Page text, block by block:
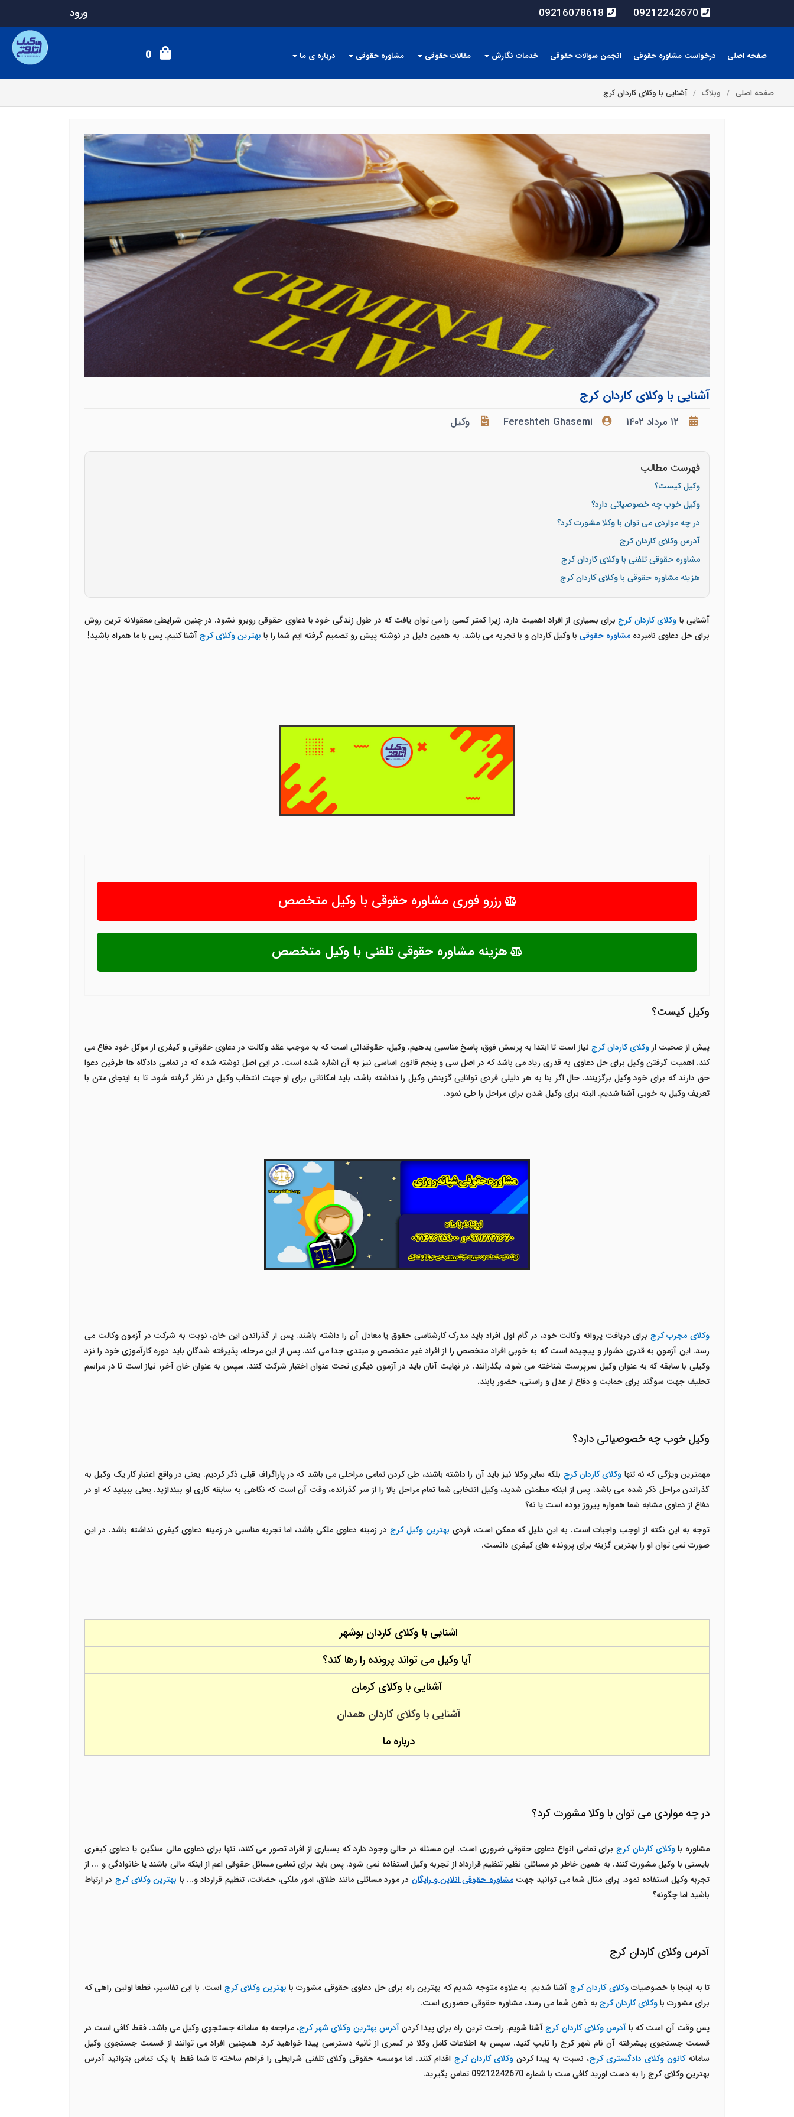
09212242670
09216078618 ورود
صفحه اصلی درخواست مشاوره حقوقی انجمن سوالات حقوقی خدمات نگارش مقالات حقوقی مشاوره حقوقی درباره ی ما 0
صفحه اصلی وبلاگ آشنایی با وکلای کاردان کرج
آشنایی با وکلای کاردان کرج
۱۲ مرداد ۱۴۰۲ Fereshteh Ghasemi وکیل
فهرست مطالب
وکیل کیست؟
وکیل خوب چه خصوصیاتی دارد؟
در چه مواردی می توان با وکلا مشورت کرد؟
آدرس وکلای کاردان کرج
مشاوره حقوقی تلفنی با وکلای کاردان کرج
هزینه مشاوره حقوقی با وکلای کاردان کرج
آشنایی با وکلای کاردان کرجبرای بسیاری از افراد اهمیت دارد. زیرا کمتر کسی را می توان یافت که در طول زندگی خود با دعاوی حقوقی روبرو نشود. در چنین شرایطی معقولانه ترین روش
برای حل دعاوی نامبرده مشاوره حقوقی با وکیل کاردان و با تجربه می باشد. به همین دلیل در نوشته پیش رو تصمیم گرفته ایم شما را با بهترین وکلای کرجآشنا کنیم. پس با ما همراه باشید!
رزرو فوری مشاوره حقوقی با وکیل متخصص
هزینه مشاوره حقوقی تلفنی با وکیل متخصص
وکیل کیست؟
پیش از صحبت از وکلای کاردان کرج نیاز است تا ابتدا به پرسش فوق، پاسخ مناسبی بدهیم. وکیل، حقوقدانی است که به موجب عقد وکالت در دعاوی حقوقی و کیفری از موکل خود دفاع می
کند. اهمیت گرفتن وکیل برای حل دعاوی به قدری زیاد می باشد که در اصل سی و پنجم قانون اساسی نیز به آن اشاره شده است. در این اصل نوشته شده که در تمامی دادگاه ها طرفین دعوا
حق دارند که برای خود وکیل برگزینند. حال اگر بنا به هر دلیلی فردی توانایی گزینش وکیل را نداشته باشد، باید امکاناتی برای او جهت انتخاب وکیل در نظر گرفته شود. تا به اینجای متن با
تعریف وکیل به خوبی آشنا شدیم. البته برای وکیل شدن برای مراحل را طی نمود.
وکلای مجرب کرج برای دریافت پروانه وکالت خود، در گام اول افراد باید مدرک کارشناسی حقوق یا معادل آن را داشته باشند. پس از گذراندن این خان، نوبت به شرکت در آزمون وکالت می
رسد. این آزمون به قدری دشوار و پیچیده است که به خوبی افراد متخصص را از افراد غیر متخصص و مبتدی جدا می کند. پس از این مرحله، پذیرفته شدگان باید دوره کارآموزی خود را نزد
وکیلی با سابقه که به عنوان وکیل سرپرست شناخته می شود، بگذرانند. در نهایت آنان باید در آزمون دیگری تحت عنوان اختبار شرکت کنند. سپس به عنوان خان آخر، نیاز است تا در مراسم
تحلیف جهت سوگند برای حمایت و دفاع از عدل و راستی، حضور یابند.
وکیل خوب چه خصوصیاتی دارد؟
مهمترین ویژگی که نه تنها وکلای کاردان کرج بلکه سایر وکلا نیز باید آن را داشته باشند، طی کردن تمامی مراحلی می باشد که در پاراگراف قبلی ذکر کردیم. یعنی در واقع اعتبار کار یک وکیل به
گذراندن مراحل ذکر شده می باشد. پس از اینکه مطمئن شدید، وکیل انتخابی شما تمام مراحل بالا را از سر گذرانده، وقت آن است که نگاهی به سابقه کاری او بیندازید. یعنی ببینید که او در
دفاع از دعاوی مشابه شما همواره پیروز بوده است یا نه؟
توجه به این نکته از اوجب واجبات است. به این دلیل که ممکن است، فردی بهترین وکیل کرج در زمینه دعاوی ملکی باشد، اما تجربه مناسبی در زمینه دعاوی کیفری نداشته باشد. در این
صورت نمی توان او را بهترین گزینه برای پرونده های کیفری دانست.
اشنایی با وکلای کاردان بوشهر
آیا وکیل می تواند پرونده را رها کند؟
آشنایی با وکلای کرمان
آشنایی با وکلای کاردان همدان
درباره ما
در چه مواردی می توان با وکلا مشورت کرد؟
مشاوره باوکلای کاردان کرجبرای تمامی انواع دعاوی حقوقی ضروری است. این مسئله در حالی وجود دارد که بسیاری از افراد تصور می کنند، تنها برای دعاوی مالی سنگین یا دعاوی کیفری
بایستی با وکیل مشورت کنند. به همین خاطر در مسائلی نظیر تنظیم قرارداد از تجربه وکیل استفاده نمی شود. پس باید برای تمامی مسائل حقوقی اعم از اینکه مالی باشند یا خانوادگی و ... از
تجربه وکیل استفاده نمود. برای مثال شما می توانید جهتمشاوره حقوقی انلاین و رایگان در مورد مسائلی مانند طلاق، امور ملکی، حضانت، تنظیم قرارداد و... با بهترین وکلای کرج در ارتباط
باشید اما چگونه؟
آدرس وکلای کاردان کرج
تا به اینجا با خصوصیاتوکلای کاردان کرج آشنا شدیم. به علاوه متوجه شدیم که بهترین راه برای حل دعاوی حقوقی مشورت با بهترین وکلای کرج است. با این تفاسیر، قطعا اولین راهی که
برای مشورت باوکلای کاردان کرج به ذهن شما می رسد، مشاوره حقوقی حضوری است.
پس وقت آن است که باآدرس وکلای کاردان کرجآشنا شویم. راحت ترین راه برای پیدا کردنآدرس بهترین وکلای شهر کرج، مراجعه به سامانه جستجوی وکیل می باشد. فقط کافی است در
قسمت جستجوی پیشرفته آن نام شهر کرج را تایپ کنید. سپس به اطلاعات کامل وکلا در کسری از ثانیه دسترسی پیدا خواهید کرد. همچنین افراد می توانند از قسمت جستجوی وکیل
سامانهکانون وکلای دادگستری کرج، نسبت به پیدا کردنوکلای کاردان کرج اقدام کنند. اما موسسه حقوقی وکلای تلفنی شرایطی را فراهم ساخته تا شما فقط با یک تماس بتوانید آدرس
بهترین وکلای کرج را به دست اورید کافی ست با شماره 09212242670 تماس بگیرید.